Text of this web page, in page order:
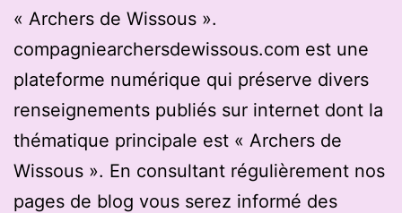
« Archers de Wissous ».
compagniearchersdewissous.com est une
plateforme numérique qui préserve divers
renseignements publiés sur internet dont la
thématique principale est « Archers de
Wissous ». En consultant régulièrement nos
pages de blog vous serez informé des